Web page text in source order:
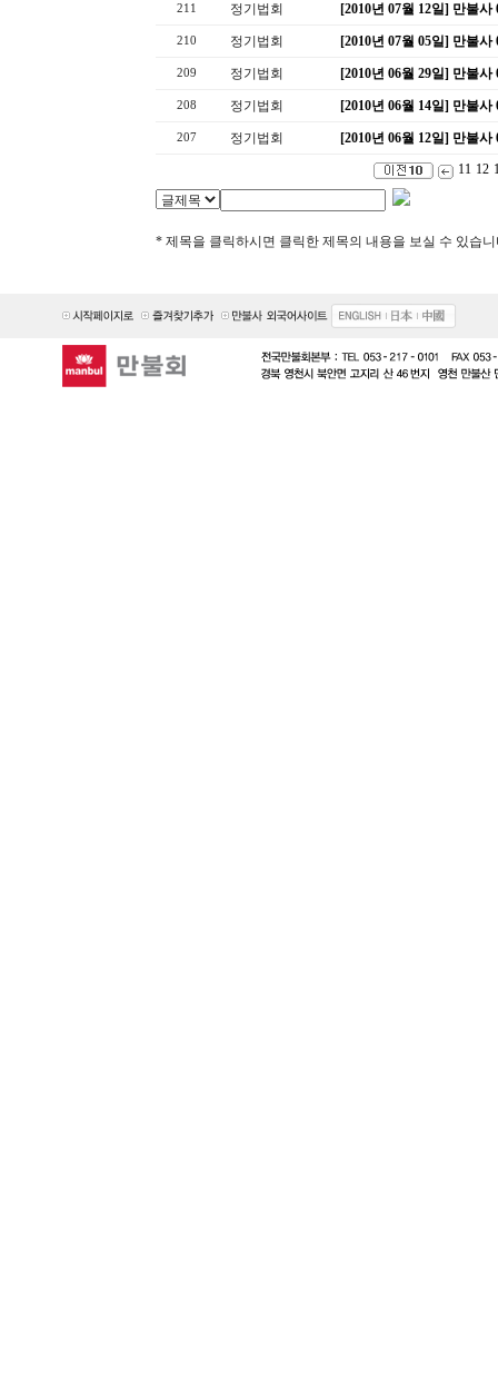
211 정기법회 [2010년 07월 12일] 만불
210 정기법회 [2010년 07월 05일] 만불
209 정기법회 [2010년 06월 29일] 만불
208 정기법회 [2010년 06월 14일] 만불
207 정기법회
[2010년 06월 12일] 만불
11 12
* 제목을 클릭하시면 클릭한 제목의 내용을 보실 수 있습니